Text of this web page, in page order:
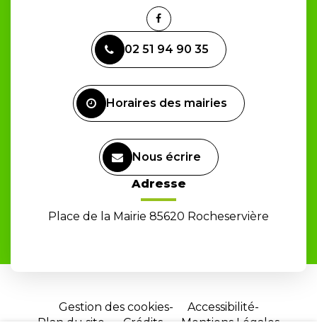
Lien
le
compte
02 51 94 90 35
Horaires des mairies
Nous écrire
Adresse
Place de la Mairie 85620 Rocheservière
Gestion des cookies
Accessibilité
Plan du site
Crédits Mentions Légales